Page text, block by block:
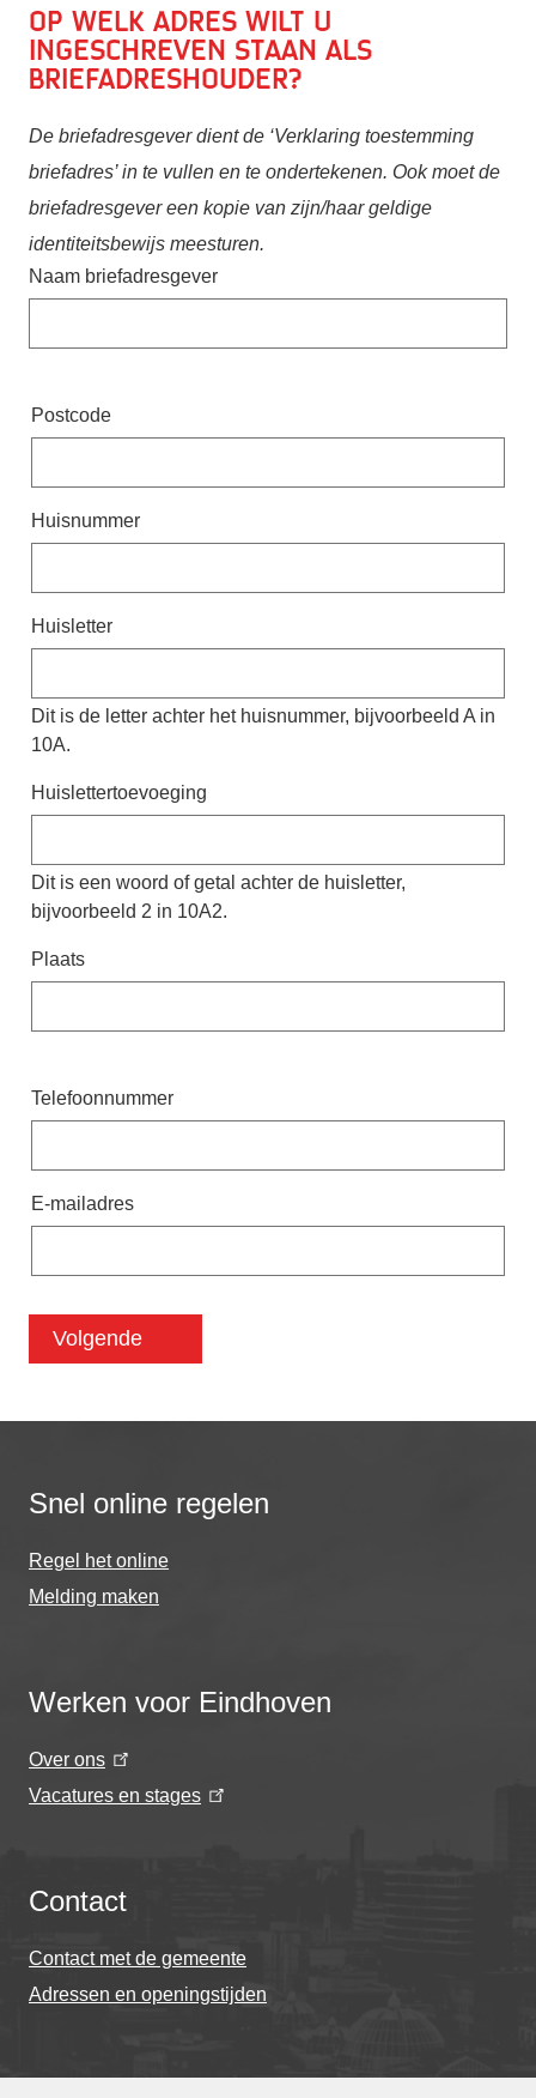
Op welk adres wilt u
ingeschreven staan als
briefadreshouder?
De briefadresgever dient de ‘Verklaring toestemming
briefadres’ in te vullen en te ondertekenen. Ook moet de
briefadresgever een kopie van zijn/haar geldige
identiteitsbewijs meesturen.
Naam briefadresgever
briefadreshouder
Postcode
Huisnummer
Huisletter
Dit is de letter achter het huisnummer, bijvoorbeeld A in
10A.
Huislettertoevoeging
Dit is een woord of getal achter de huisletter,
bijvoorbeeld 2 in 10A2.
Plaats
Briefadreshouder
Telefoonnummer
E-mailadres
Snel online regelen
Regel het online
Melding maken
Werken voor Eindhoven
Over ons
Vacatures en stages
Contact
Contact met de gemeente
Adressen en openingstijden